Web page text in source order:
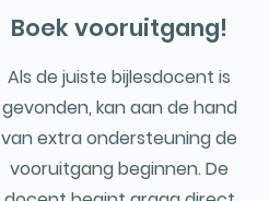
Boek vooruitgang!
Als de juiste bijlesdocent is
gevonden, kan aan de hand
van extra ondersteuning de
vooruitgang beginnen. De